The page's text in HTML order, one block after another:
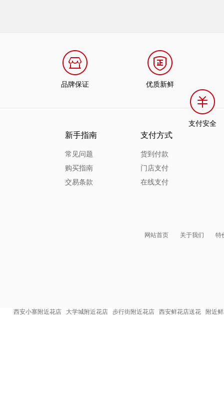
品牌保证 优质新鲜
支付安全
新手指南
常见问题
购买指南
交易条款
支付方式
货到付款
门店支付
在线支付
网站首页 关于我们 特
西安小寨附近花店 大学城附近花店 步行街附近花店 西安鲜花店送花 附近